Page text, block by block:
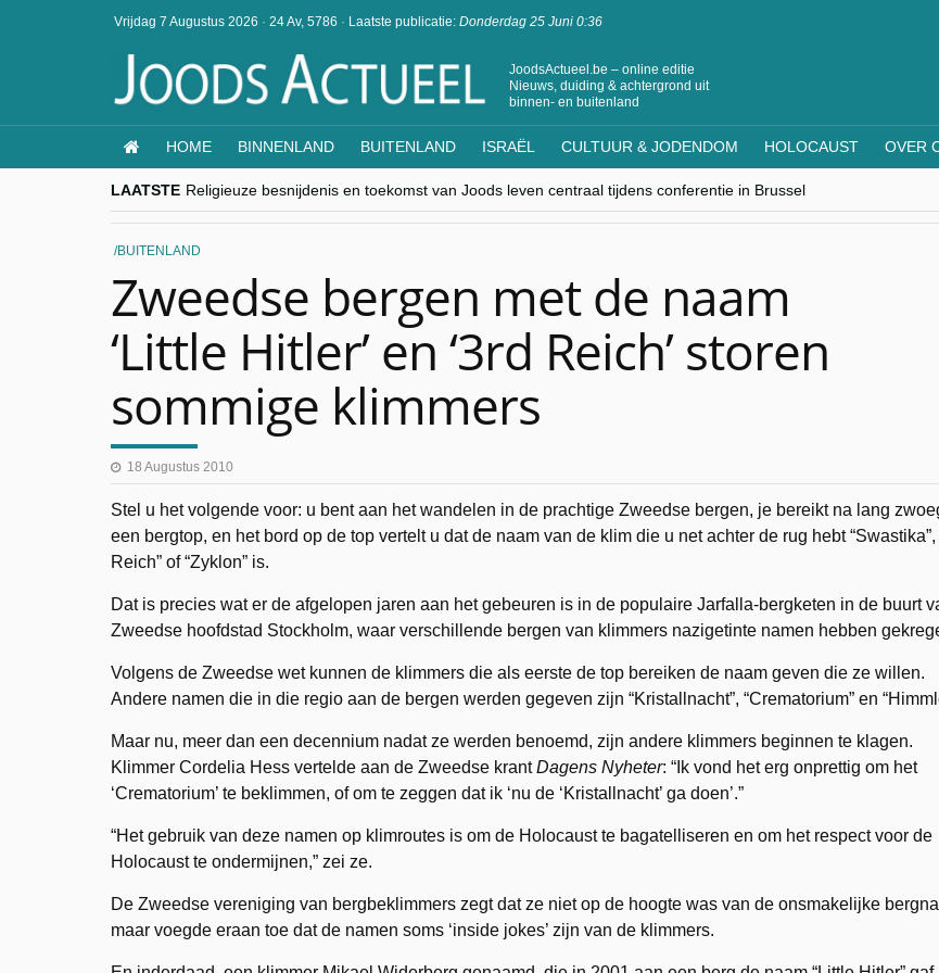
Vrijdag 7 Augustus 2026 · 24 Av, 5786 · Laatste publicatie: Donderdag 25 Juni 0:36
JoodsActueel.be – online editie
Nieuws, duiding & achtergrond uit
binnen- en buitenland
HOME BINNENLAND BUITENLAND ISRAËL CULTUUR & JODENDOM HOLOCAUST OVER
LAATSTE Religieuze besnijdenis en toekomst van Joods leven centraal tijdens conferentie in Brussel
“Besnijdenisdebat toont hoe moeilijk seculiere Westen minderheden begrijpt”, Jinnih Beels (Vooruit)
CITYTRIP | ROEMENIË – Boekarest: de verrassing van Oost-Europa
“Vandaag zit elke Jood in België op de beklaagdenbank”
BUITENLAND
Zweedse bergen met de naam
‘Little Hitler’ en ‘3rd Reich’ storen
sommige klimmers
18 Augustus 2010
Stel u het volgende voor: u bent aan het wandelen in de prachtige Zweedse bergen, je bereikt na lang
een bergtop, en het bord op de top vertelt u dat de naam van de klim die u net achter de rug hebt “Swastika”,
Reich” of “Zyklon” is.
Dat is precies wat er de afgelopen jaren aan het gebeuren is in de populaire Jarfalla-bergketen in de buurt
Zweedse hoofdstad Stockholm, waar verschillende bergen van klimmers nazigetinte namen hebben
Volgens de Zweedse wet kunnen de klimmers die als eerste de top bereiken de naam geven die ze willen.
Andere namen die in die regio aan de bergen werden gegeven zijn “Kristallnacht”, “Crematorium” en
Maar nu, meer dan een decennium nadat ze werden benoemd, zijn andere klimmers beginnen te klagen.
Klimmer Cordelia Hess vertelde aan de Zweedse krantDagens Nyheter: “Ik vond het erg onprettig om het
‘Crematorium’ te beklimmen, of om te zeggen dat ik ‘nu de ‘Kristallnacht’ ga doen’.”
“Het gebruik van deze namen op klimroutes is om de Holocaust te bagatelliseren en om het respect voor de
Holocaust te ondermijnen,” zei ze.
De Zweedse vereniging van bergbeklimmers zegt dat ze niet op de hoogte was van de onsmakelijke
maar voegde eraan toe dat de namen soms ‘inside jokes’ zijn van de klimmers.